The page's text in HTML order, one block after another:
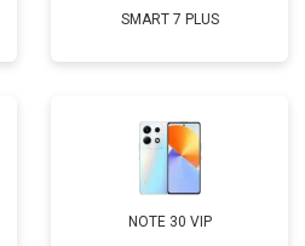
SMART 7 PLUS
NOTE 30 VIP